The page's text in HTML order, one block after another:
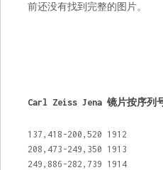
前还没有找到完整的图片。
Carl Zeiss Jena 镜片按序列
137,418-200,520 1912
208,473-249,350 1913
249,886-282,739 1914